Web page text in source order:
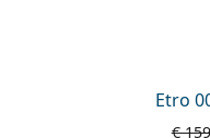
Etro
€